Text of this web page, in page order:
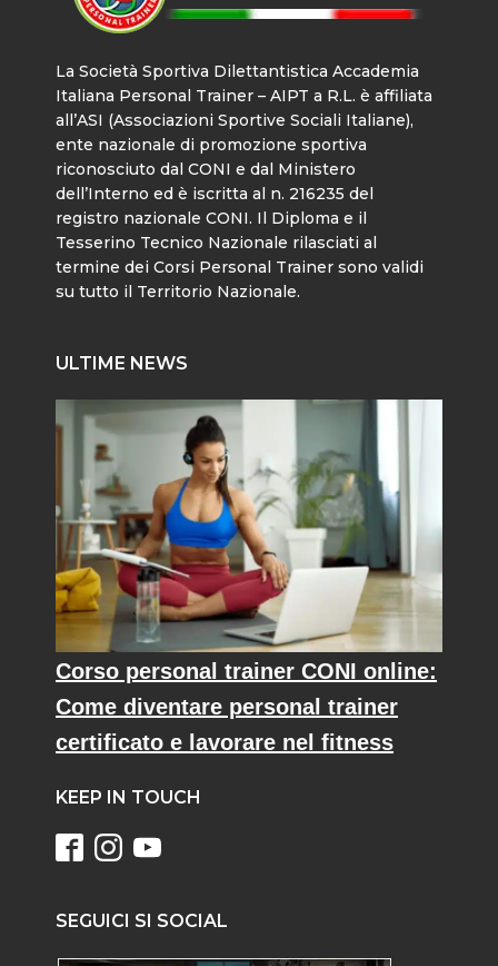
La Società Sportiva Dilettantistica Accademia
Italiana Personal Trainer – AIPT a R.L. è affiliata
all’ASI (Associazioni Sportive Sociali Italiane),
ente nazionale di promozione sportiva
riconosciuto dal CONI e dal Ministero
dell’Interno ed è iscritta al n. 216235 del
registro nazionale CONI. Il Diploma e il
Tesserino Tecnico Nazionale rilasciati al
termine dei Corsi Personal Trainer sono validi
su tutto il Territorio Nazionale.
ULTIME NEWS
Corso personal trainer CONI online:
Come diventare personal trainer
certificato e lavorare nel fitness
KEEP IN TOUCH
SEGUICI SI SOCIAL